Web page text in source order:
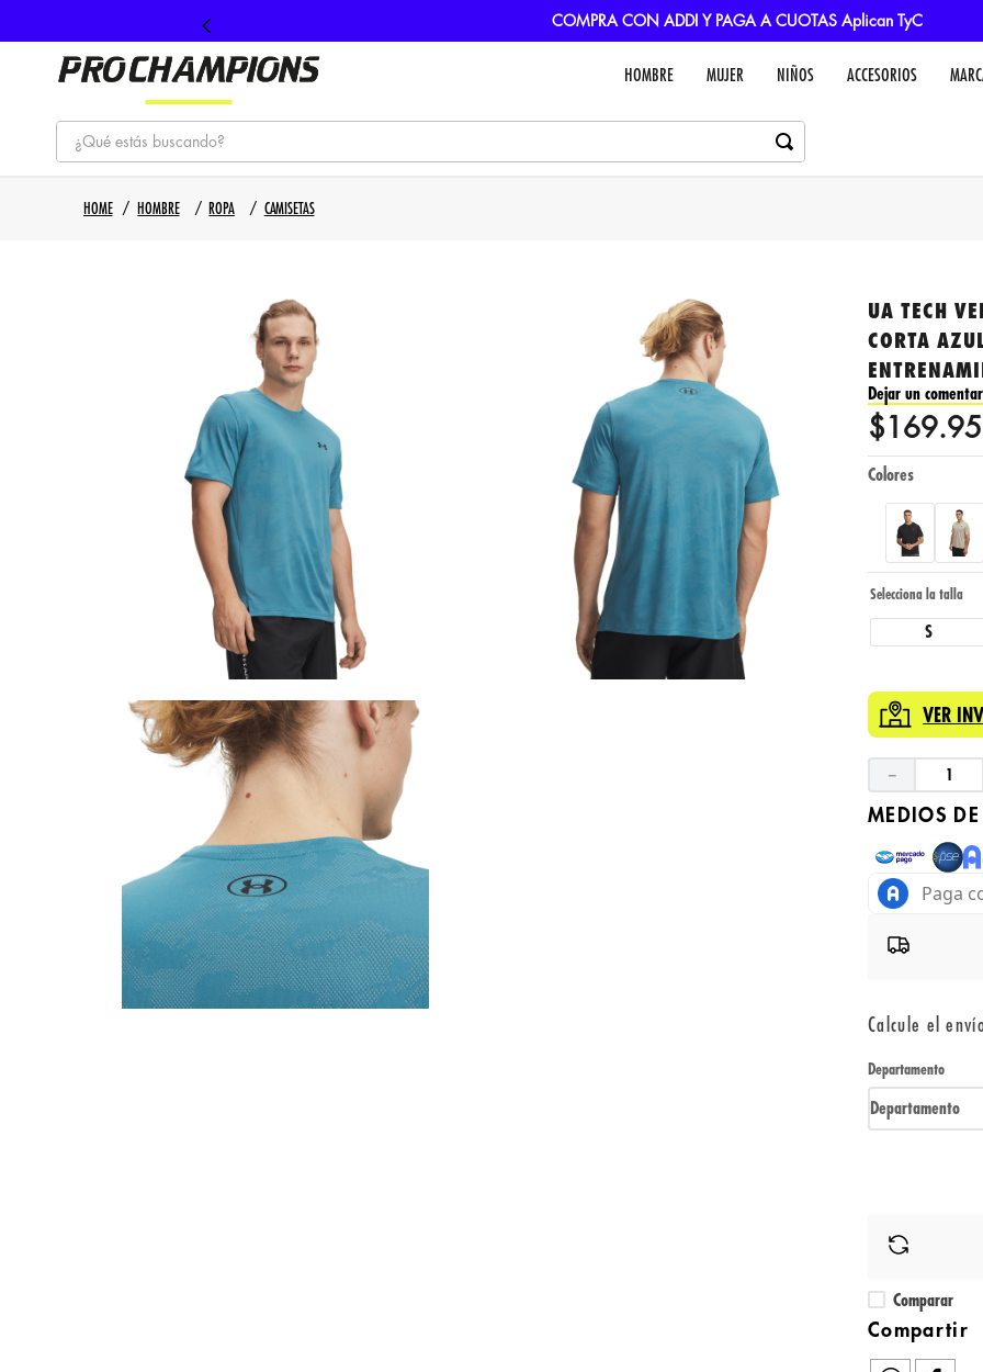
COMPRA CON ADDI Y PAGA A CUOTAS Aplican TyC
HOMBRE MUJER NIÑOS ACCESORIOS
¿Qué estás buscando?
1. tenis
HOMBRE ROPA CAMISETAS
UA TECH
CORTA
Dejar un
$ 169.
Colores
S
VER
－
MEDIOS
Calcule el
Departamento
Departamento
Comparar